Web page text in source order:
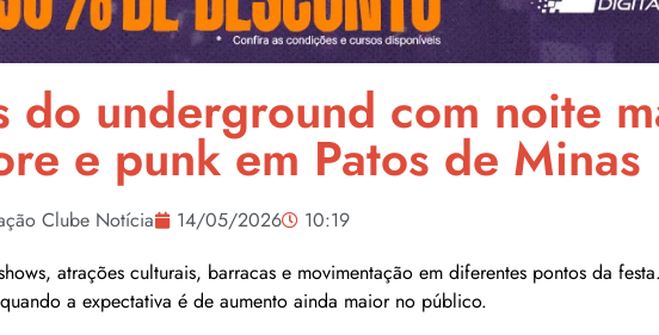
do underground com noite
e punk em Patos de Minas
Clube Notícia 14/05/2026
10:19
atrações culturais, barracas e movimentação em diferentes pontos da
a expectativa é de aumento ainda maior no público.